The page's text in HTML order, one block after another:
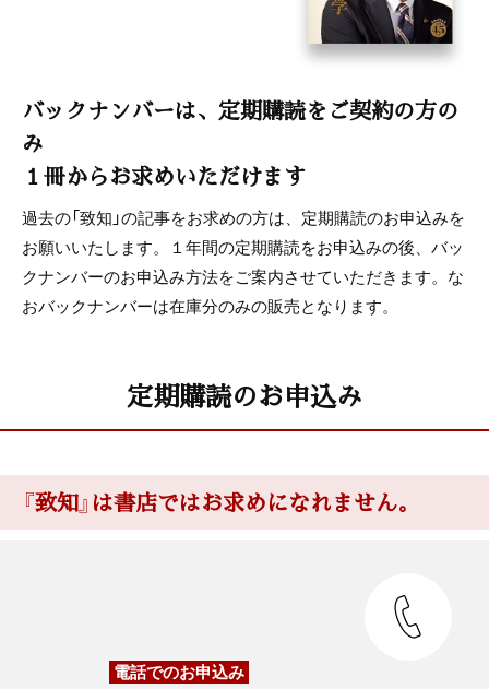
バックナンバーは、定期購読をご契約の方の
み
１冊からお求めいただけます
過去の「致知」の記事をお求めの方は、定期購読のお申込みを
お願いいたします。１年間の定期購読をお申込みの後、バッ
クナンバーのお申込み方法をご案内させていただきます。な
おバックナンバーは在庫分のみの販売となります。
定期購読のお申込み
『致知』は書店ではお求めになれません。
電話でのお申込み